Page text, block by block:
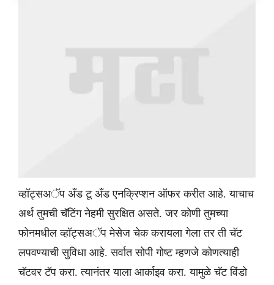
व्हॉट्सअॅप अँड टू अँड एनक्रिप्शन ऑफर करीत आहे. याचाच
अर्थ तुमची चॅटिंग नेहमी सुरक्षित असते. जर कोणी तुमच्या
फोनमधील व्हॉट्सअॅप मेसेज चेक करायला गेला तर ती चॅट
लपवण्याची सुविधा आहे. सर्वात सोपी गोष्ट म्हणजे कोणत्याही
चॅटवर टॅप करा. त्यानंतर याला आर्काइव करा. यामुळे चॅट विंडो